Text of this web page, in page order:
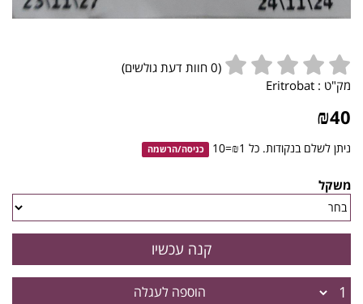
(
0 חוות דעת גולשים)
מק"ט : Eritrobat
₪40
ניתן לשלם בנקודות. כל ₪1=10 כניסה/הרשמה
משקל
הוספה לעגלה